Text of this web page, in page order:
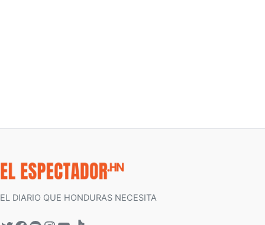
EL DIARIO QUE HONDURAS NECESITA